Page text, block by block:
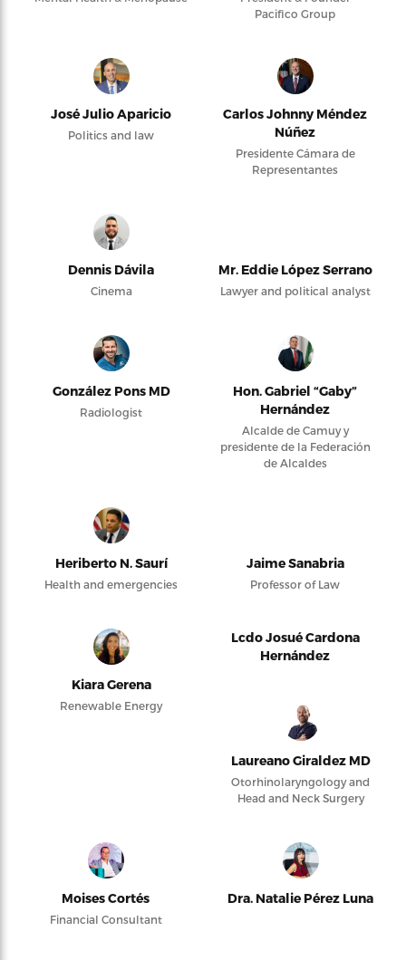
Pacifico Group
José Julio Aparicio
Politics and law
Carlos Johnny Méndez
Núñez
Presidente Cámara de
Representantes
Dennis Dávila
Cinema
Mr. Eddie López Serrano
Lawyer and political analyst
González Pons MD
Radiologist
Hon. Gabriel “Gaby”
Hernández
Alcalde de Camuy y
presidente de la Federación
de Alcaldes
Heriberto N. Saurí
Health and emergencies
Jaime Sanabria
Professor of Law
Kiara Gerena
Renewable Energy
Lcdo Josué Cardona
Hernández
Laureano Giraldez MD
Otorhinolaryngology and
Head and Neck Surgery
Moises Cortés
Financial Consultant
Dra. Natalie Pérez Luna